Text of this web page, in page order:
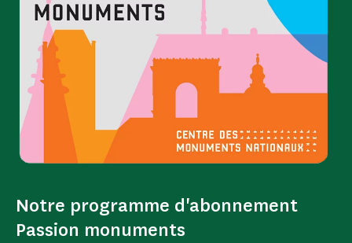
Notre programme d'abonnement
Passion monuments